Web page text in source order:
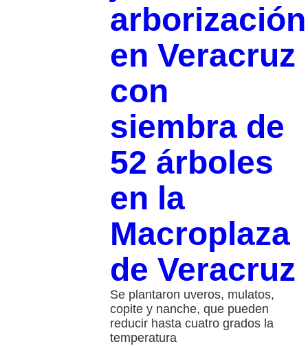
arborización
en Veracruz
con
siembra de
52 árboles
en la
Macroplaza
de Veracruz
Se plantaron uveros, mulatos,
copite y nanche, que pueden
reducir hasta cuatro grados la
temperatura